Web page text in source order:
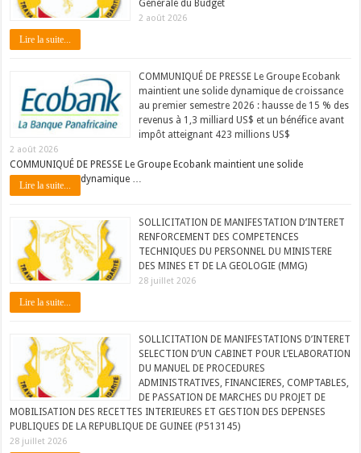
Générale du Budget
2 août 2026
Lire la suite...
COMMUNIQUÉ DE PRESSE Le Groupe Ecobank
maintient une solide dynamique de croissance
au premier semestre 2026 : hausse de 15 % des
revenus à 1,3 milliard US$ et un bénéfice avant
impôt atteignant 423 millions US$
2 août 2026
COMMUNIQUÉ DE PRESSE Le Groupe Ecobank maintient une solide
dynamique …
Lire la suite...
SOLLICITATION DE MANIFESTATION D’INTERET
RENFORCEMENT DES COMPETENCES
TECHNIQUES DU PERSONNEL DU MINISTERE
DES MINES ET DE LA GEOLOGIE (MMG)
28 juillet 2026
Lire la suite...
SOLLICITATION DE MANIFESTATIONS D’INTERET
SELECTION D’UN CABINET POUR L’ELABORATION
DU MANUEL DE PROCEDURES
ADMINISTRATIVES, FINANCIERES, COMPTABLES,
DE PASSATION DE MARCHES DU PROJET DE
MOBILISATION DES RECETTES INTERIEURES ET GESTION DES DEPENSES
PUBLIQUES DE LA REPUBLIQUE DE GUINEE (P513145)
28 juillet 2026